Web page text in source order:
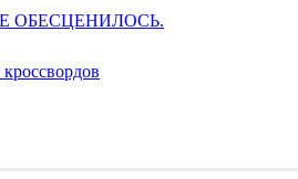
ОБЕСЦЕНИЛОСЬ.